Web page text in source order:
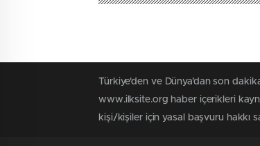
Türkiye'den ve Dünya’dan son
www.ilksite.org haber içerikleri
kişi/kişiler için yasal başvuru hakkı